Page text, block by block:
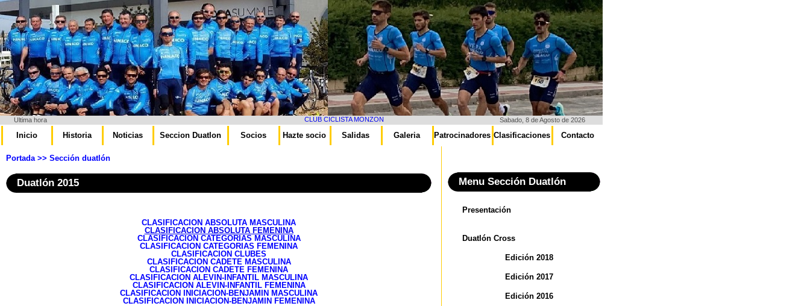
Ultima hora CLUB CICLISTA MONZON Sabado, 8 de Agosto de 2026
Inicio Historia Noticias Seccion Duatlon Socios Hazte socio Salidas Galeria Patrocinadores Clasificaciones Contacto
Portada>> Sección duatlón
Duatlón 2015
CLASIFICACION ABSOLUTA MASCULINA
CLASIFICACION ABSOLUTA FEMENINA
CLASIFICACION CATEGORIAS MASCULINA
CLASIFICACION CATEGORIAS FEMENINA
CLASIFICACION CLUBES
CLASIFICACION CADETE MASCULINA
CLASIFICACION CADETE FEMENINA
CLASIFICACION ALEVIN-INFANTIL MASCULINA
CLASIFICACION ALEVIN-INFANTIL FEMENINA
CLASIFICACION INICIACION-BENJAMIN MASCULINA
CLASIFICACION INICIACION-BENJAMIN FEMENINA
Menu Sección Duatlón
Presentación
Duatlón Cross
Edición 2018
Edición 2017
Edición 2016